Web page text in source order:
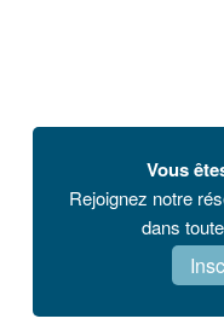
Vous
Rejoignez notre
dans